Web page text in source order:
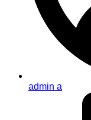
admin a